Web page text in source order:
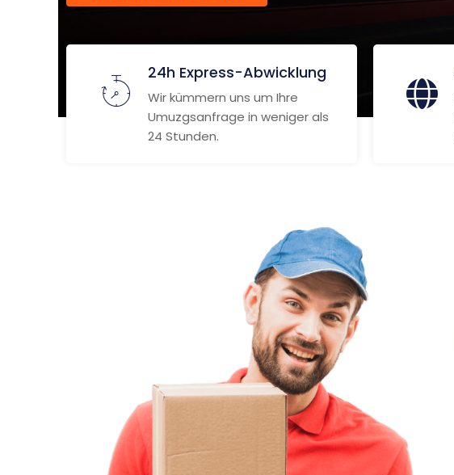
24h Express-Abwicklung
Wir kümmern uns um Ihre
Umuzgsanfrage in weniger als
24 Stunden.